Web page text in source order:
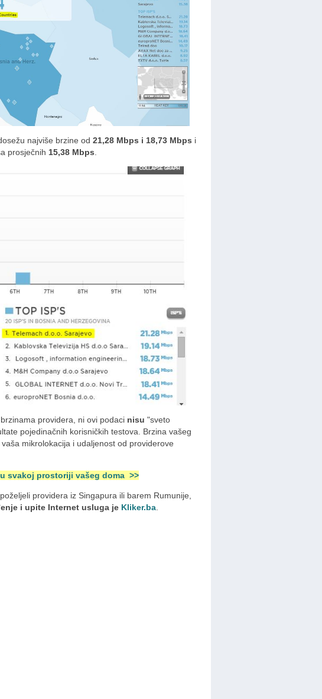
najviše brzine od 21,28 Mbps i 18,73 Mbps i
prosječnih 15,38 Mbps
providera, ni ovi podaci nisu "sveto
pojedinačnih korisničkih testova. Brzina vašeg
mikrolokacija i udaljenost od providerove
svakoj prostoriji vašeg doma >>
providera iz Singapura ili barem Rumunije,
i upite Internet usluga je Kliker.ba